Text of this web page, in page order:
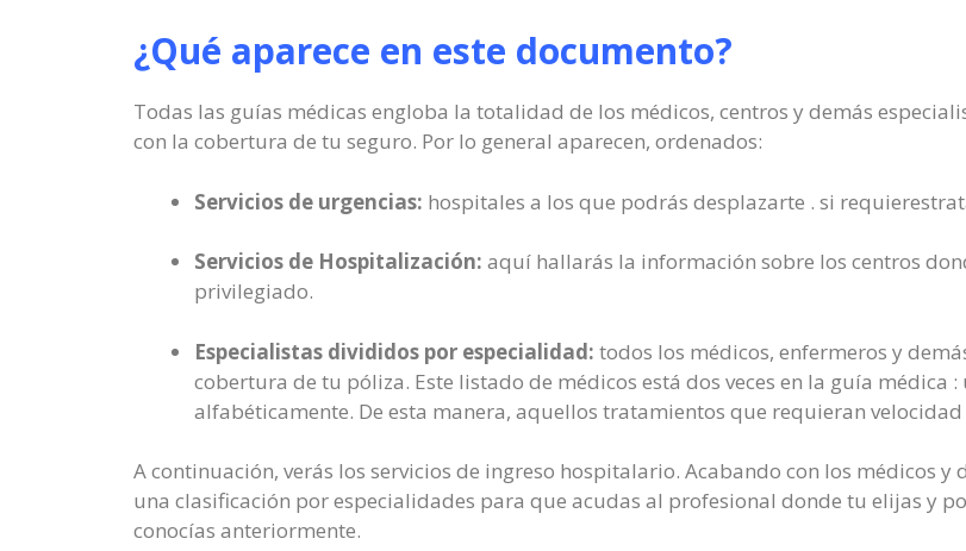
¿Qué aparece en este documento?
Todas las guías médicas engloba la totalidad de los médicos, centros y demás
con la cobertura de tu seguro. Por lo general aparecen, ordenados:
Servicios de urgencias: hospitales a los que podrás desplazarte . si
Servicios de Hospitalización: aquí hallarás la información sobre los centros
privilegiado.
Especialistas divididos por especialidad: todos los médicos, enfermeros y
cobertura de tu póliza. Este listado de médicos está dos veces en la guía médica
alfabéticamente. De esta manera, aquellos tratamientos que requieran
A continuación, verás los servicios de ingreso hospitalario. Acabando con los médicos
una clasificación por especialidades para que acudas al profesional donde tu elijas y
conocías anteriormente.